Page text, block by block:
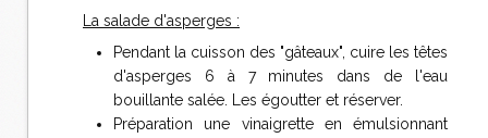
La salade d'asperges :
Pendant la cuisson des "gâteaux", cuire les têtes
d'asperges 6 à 7 minutes dans de l'eau
bouillante salée. Les égoutter et réserver.
Préparation une vinaigrette en émulsionnant